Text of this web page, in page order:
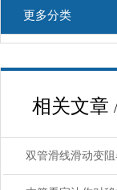
更多分类
相关文章